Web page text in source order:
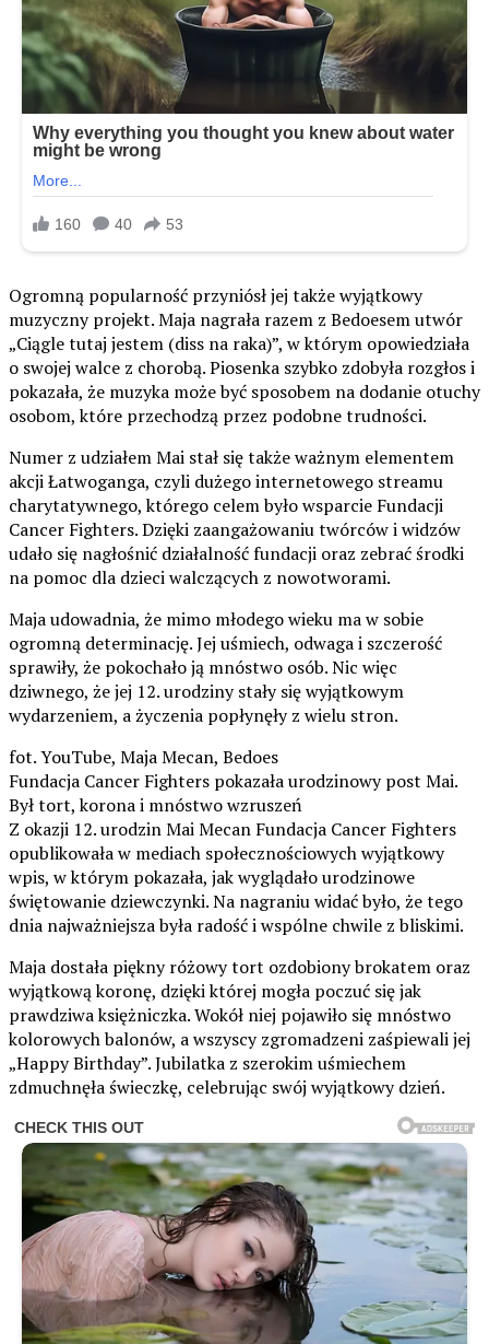
Ogromną popularność przyniósł jej także wyjątkowy
muzyczny projekt. Maja nagrała razem z Bedoesem utwór
„Ciągle tutaj jestem (diss na raka)”, w którym opowiedziała
o swojej walce z chorobą. Piosenka szybko zdobyła rozgłos i
pokazała, że muzyka może być sposobem na dodanie otuchy
osobom, które przechodzą przez podobne trudności.
Numer z udziałem Mai stał się także ważnym elementem
akcji Łatwoganga, czyli dużego internetowego streamu
charytatywnego, którego celem było wsparcie Fundacji
Cancer Fighters. Dzięki zaangażowaniu twórców i widzów
udało się nagłośnić działalność fundacji oraz zebrać środki
na pomoc dla dzieci walczących z nowotworami.
Maja udowadnia, że mimo młodego wieku ma w sobie
ogromną determinację. Jej uśmiech, odwaga i szczerość
sprawiły, że pokochało ją mnóstwo osób. Nic więc
dziwnego, że jej 12. urodziny stały się wyjątkowym
wydarzeniem, a życzenia popłynęły z wielu stron.
fot. YouTube, Maja Mecan, Bedoes
Fundacja Cancer Fighters pokazała urodzinowy post Mai.
Był tort, korona i mnóstwo wzruszeń
Z okazji 12. urodzin Mai Mecan Fundacja Cancer Fighters
opublikowała w mediach społecznościowych wyjątkowy
wpis, w którym pokazała, jak wyglądało urodzinowe
świętowanie dziewczynki. Na nagraniu widać było, że tego
dnia najważniejsza była radość i wspólne chwile z bliskimi.
Maja dostała piękny różowy tort ozdobiony brokatem oraz
wyjątkową koronę, dzięki której mogła poczuć się jak
prawdziwa księżniczka. Wokół niej pojawiło się mnóstwo
kolorowych balonów, a wszyscy zgromadzeni zaśpiewali jej
„Happy Birthday”. Jubilatka z szerokim uśmiechem
zdmuchnęła świeczkę, celebrując swój wyjątkowy dzień.